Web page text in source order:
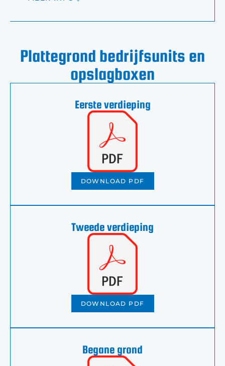
Eerste verdieping
DOWNLOAD PDF
Tweede verdieping
DOWNLOAD PDF
Begane grond
Plattegrond bedrijfsunits en
opslagboxen